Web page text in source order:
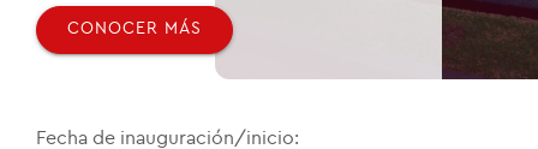
CONOCER MÁS
Fecha de inauguración/inicio: